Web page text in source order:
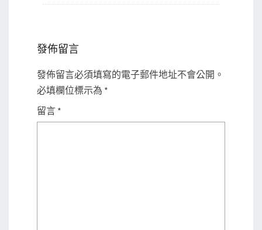
發佈留言
發佈留言必須填寫的電子郵件地址不會公開。
必填欄位標示為 *
留言 *